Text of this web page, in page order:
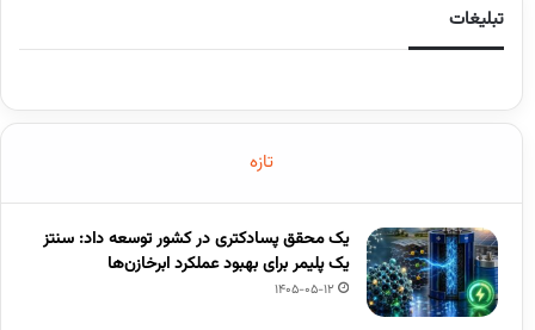
تبلیغات
تازه
یک محقق پسادکتری در کشور توسعه داد: سنتز
یک پلیمر برای بهبود عملکرد ابرخازن‌ها
1405-05-12